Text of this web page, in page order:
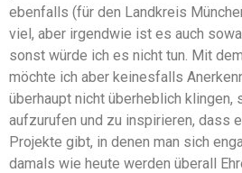
ebenfalls (für den Landkreis
viel, aber irgendwie ist es auch
sonst würde ich es nicht tun. Mit
möchte ich aber keinesfalls
überhaupt nicht überheblich klingen,
aufzurufen und zu inspirieren, dass
Projekte gibt, in denen man sich
damals wie heute werden überall